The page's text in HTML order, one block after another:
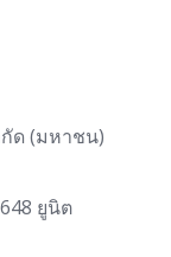
ด (มหาชน)
ยูนิต